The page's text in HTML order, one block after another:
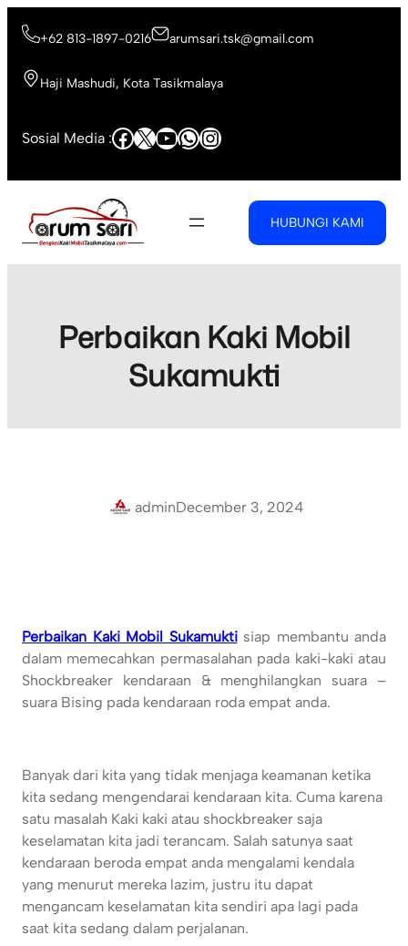
+62 813-1897-0216 arumsari.tsk@gmail.com
Haji Mashudi, Kota Tasikmalaya
Sosial Media :Facebook
X YouTube
WhatsApp
Instagram
HUBUNGI KAMI
Perbaikan Kaki Mobil
Sukamukti
adminDecember 3, 2024
Perbaikan Kaki Mobil Sukamuktisiap membantu anda
dalam memecahkan permasalahan pada kaki-kaki atau
Shockbreaker kendaraan & menghilangkan suara –
suara Bising pada kendaraan roda empat anda.
Banyak dari kita yang tidak menjaga keamanan ketika
kita sedang mengendarai kendaraan kita. Cuma karena
satu masalah Kaki kaki atau shockbreaker saja
keselamatan kita jadi terancam. Salah satunya saat
kendaraan beroda empat anda mengalami kendala
yang menurut mereka lazim, justru itu dapat
mengancam keselamatan kita sendiri apa lagi pada
saat kita sedang dalam perjalanan.